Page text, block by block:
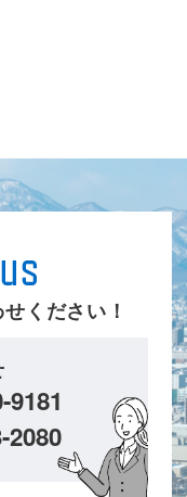
ください！
2080